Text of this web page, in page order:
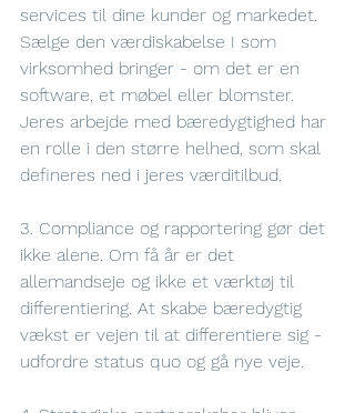
services til dine kunder og markedet.
Sælge den værdiskabelse I som
virksomhed bringer - om det er en
software, et møbel eller blomster.
Jeres arbejde med bæredygtighed har
en rolle i den større helhed, som skal
defineres ned i jeres værditilbud.
3. Compliance og rapportering gør det
ikke alene. Om få år er det
allemandseje og ikke et værktøj til
differentiering. At skabe bæredygtig
vækst er vejen til at differentiere sig -
udfordre status quo og gå nye veje.